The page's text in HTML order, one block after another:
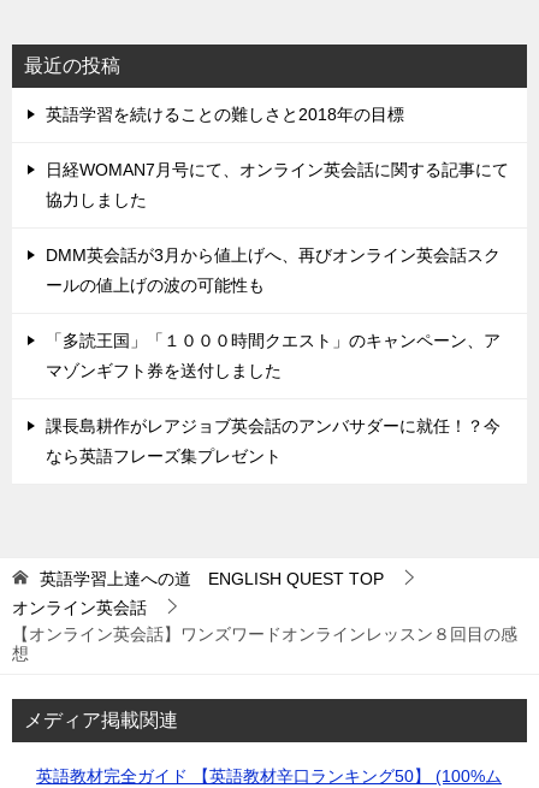
最近の投稿
英語学習を続けることの難しさと2018年の目標
日経WOMAN7月号にて、オンライン英会話に関する記事にて
協力しました
DMM英会話が3月から値上げへ、再びオンライン英会話スク
ールの値上げの波の可能性も
「多読王国」「１０００時間クエスト」のキャンペーン、ア
マゾンギフト券を送付しました
課長島耕作がレアジョブ英会話のアンバサダーに就任！？今
なら英語フレーズ集プレゼント
英語学習上達への道 ENGLISH QUEST TOP
オンライン英会話
【オンライン英会話】ワンズワードオンラインレッスン８回目の感
想
メディア掲載関連
英語教材完全ガイド 【英語教材辛口ランキング50】 (100%ム